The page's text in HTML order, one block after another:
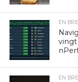
EN
vingt
EN